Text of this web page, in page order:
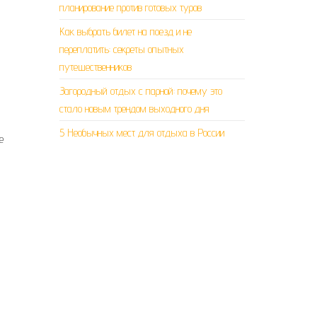
планирование против готовых туров
Как выбрать билет на поезд и не
переплатить: секреты опытных
путешественников
Загородный отдых с парной: почему это
стало новым трендом выходного дня
5 Необычных мест для отдыха в России